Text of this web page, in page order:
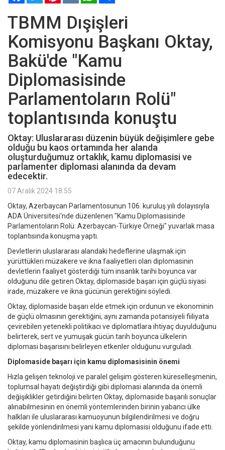
TBMM Dışişleri
Komisyonu Başkanı Oktay,
Bakü'de "Kamu
Diplomasisinde
Parlamentoların Rolü"
toplantısında konuştu
Oktay: Uluslararası düzenin büyük değişimlere gebe
olduğu bu kaos ortamında her alanda
oluşturduğumuz ortaklık, kamu diplomasisi ve
parlamenter diplomasi alanında da devam
edecektir.
07 Aralık 2024 18:55
Oktay, Azerbaycan Parlamentosunun 106. kuruluş yılı dolayısıyla
ADA Üniversitesi'nde düzenlenen "Kamu Diplomasisinde
Parlamentoların Rolü: Azerbaycan-Türkiye Örneği" yuvarlak masa
toplantısında konuşma yaptı.
Devletlerin uluslararası alandaki hedeflerine ulaşmak için
yürüttükleri müzakere ve ikna faaliyetleri olan diplomasinin
devletlerin faaliyet gösterdiği tüm insanlık tarihi boyunca var
olduğunu dile getiren Oktay, diplomaside başarı için güçlü siyasi
irade, müzakere ve ikna gücünün gerektiğini söyledi.
Oktay, diplomaside başarı elde etmek için ordunun ve ekonominin
de güçlü olmasının gerektiğini, aynı zamanda potansiyeli fiiliyata
çevirebilen yetenekli politikacı ve diplomatlara ihtiyaç duyulduğunu
belirterek, sert ve yumuşak gücün tarih boyunca ülkelerin
diplomasi başarısını belirleyen etkenler olduğunu vurguladı.
Diplomaside başarı için kamu diplomasisinin önemi
Hızla gelişen teknoloji ve paralel gelişim gösteren küreselleşmenin,
toplumsal hayatı değiştirdiği gibi diplomasi alanında da önemli
değişiklikler getirdiğini belirten Oktay, diplomaside başarılı sonuçlar
alınabilmesinin en önemli yöntemlerinden birinin yabancı ülke
halkları ile uluslararası kamuoyunun bilgilendirilmesi ve doğru
şekilde yönlendirilmesi yani kamu diplomasisi olduğunu ifade etti.
Oktay, kamu diplomasinin başlıca üç amacının bulunduğunu